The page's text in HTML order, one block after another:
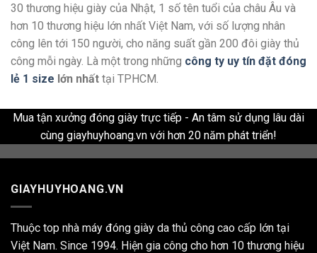
30 thương hiệu giày của Nhật, 1 số tên tuổi của châu Âu và
hơn 10 thương hiệu lớn nhất Việt Nam, với số lượng nhân
công lên tới 150 người, cho năng suất gần 200 đôi giày thủ
công mỗi ngày. Là một trong những công ty uy tín đặt đóng
lẻ 1 size lớn nhất tại TPHCM.
Mua tận xưởng đóng giày trực tiếp - An tâm sử dụng lâu dài
cùng giayhuyhoang.vn với hơn 20 năm phát triển!
GIAYHUYHOANG.VN
Thuộc top nhà máy đóng giày da thủ công cao cấp lớn tại
Việt Nam. Since 1994. Hiện gia công cho hơn 10 thương hiệu